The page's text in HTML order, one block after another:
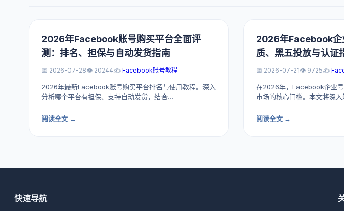
2026年Facebook账号购买平台全面评
测：排名、担保与自动发货指南
📅 2026-07-28👁️ 20244✍️ Facebook账号教程
2026年最新Facebook账号购买平台排名与使用教程。深入
分析哪个平台有担保、支持自动发货，结合…
阅读全文 →
2026年Facebook企
质、黑五投放与认证
📅 2026-07-21👁️ 9725✍️
在2026年，Facebook企业
市场的核心门槛。本文将深
阅读全文 →
快速导航